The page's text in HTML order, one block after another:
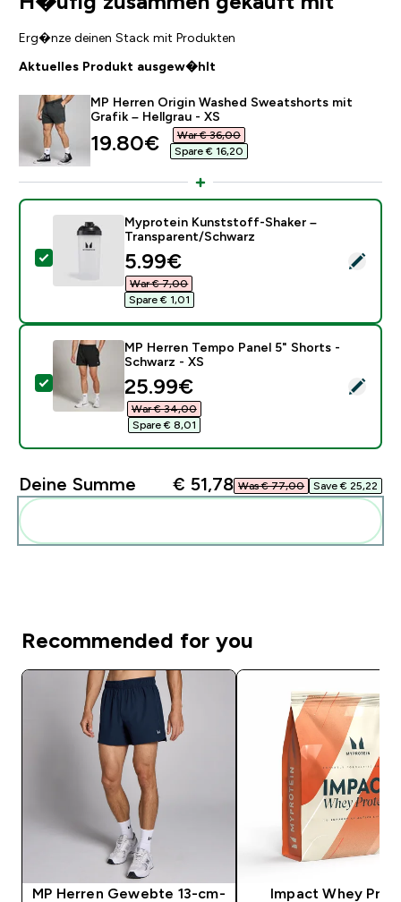
Erg�nze deinen Stack mit Produkten
Aktuelles Produkt ausgew�hlt
MP Herren Origin Washed Sweatshorts mit
Grafik – Hellgrau - XS
discounted price
19.80€‎
War € 36,00‎
Spare € 16,20‎
Dieses Produkt ausw�hlen - Myprotein Kunststoff-
Myprotein Kunststoff-Shaker –
Transparent/Schwarz
discounted price
5.99€‎
War € 7,00‎
Spare € 1,01‎
Dieses Produkt ausw�hlen - MP Herren Tempo
MP Herren Tempo Panel 5" Shorts -
Schwarz - XS
discounted price
25.99€‎
War € 34,00‎
Spare € 8,01‎
Deine Summe € 51,78‎ Was € 77,00‎ Save € 25,22‎
Recommended for you
MP Herren Gewebte 13-cm-
Impact Whey